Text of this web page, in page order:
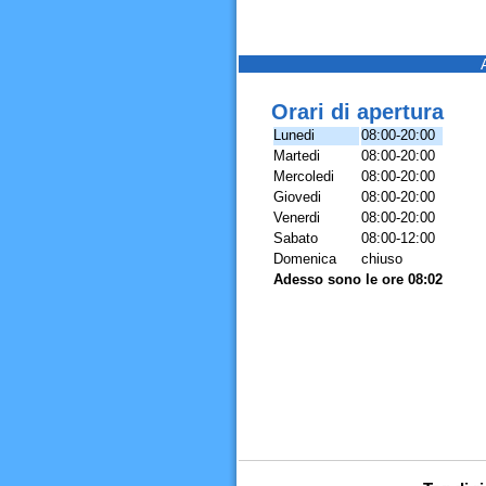
Orari di apertura
Lunedi
08:00-20:00
Martedi
08:00-20:00
Mercoledi
08:00-20:00
Giovedi
08:00-20:00
Venerdi
08:00-20:00
Sabato
08:00-12:00
Domenica
chiuso
Adesso sono le ore 08:02